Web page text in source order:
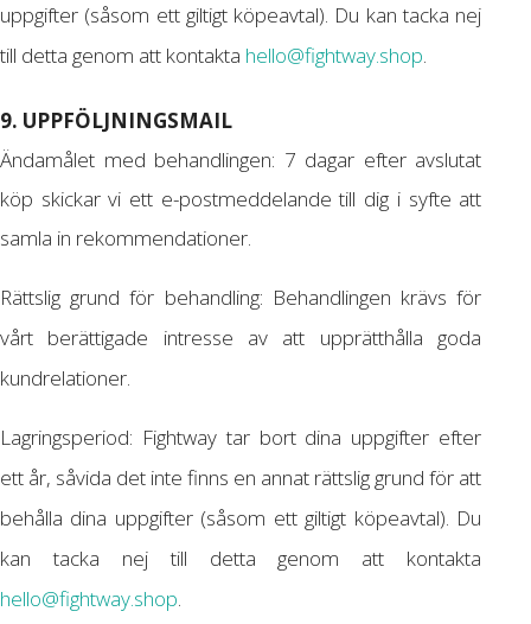
uppgifter (såsom ett giltigt köpeavtal). Du kan tacka nej
till detta genom att kontakta hello@fightway.shop.
9. UPPFÖLJNINGSMAIL
Ändamålet med behandlingen: 7 dagar efter avslutat
köp skickar vi ett e-postmeddelande till dig i syfte att
samla in rekommendationer.
Rättslig grund för behandling: Behandlingen krävs för
vårt berättigade intresse av att upprätthålla goda
kundrelationer.
Lagringsperiod: Fightway tar bort dina uppgifter efter
ett år, såvida det inte finns en annat rättslig grund för att
behålla dina uppgifter (såsom ett giltigt köpeavtal). Du
kan tacka nej till detta genom att kontakta
hello@fightway.shop.